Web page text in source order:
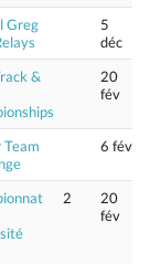
Greg
5
déc
&
20
fév
Team
6 fév
2
20
fév